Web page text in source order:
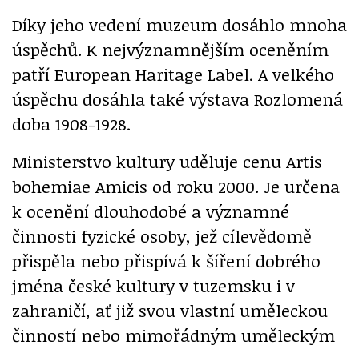
Díky jeho vedení muzeum dosáhlo mnoha
úspěchů. K nejvýznamnějším oceněním
patří European Haritage Label. A velkého
úspěchu dosáhla také výstava Rozlomená
doba 1908-1928.
Ministerstvo kultury uděluje cenu Artis
bohemiae Amicis od roku 2000. Je určena
k ocenění dlouhodobé a významné
činnosti fyzické osoby, jež cílevědomě
přispěla nebo přispívá k šíření dobrého
jména české kultury v tuzemsku i v
zahraničí, ať již svou vlastní uměleckou
činností nebo mimořádným uměleckým